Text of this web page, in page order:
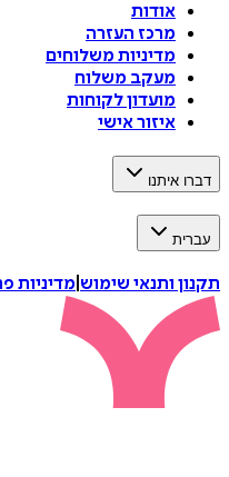
אודות
מרכז העזרה
מדיניות משלוחים
מעקב משלוח
מועדון לקוחות
איזור אישי
דברו איתנו
עברית
תקנון ותנאי שימוש מדיניות